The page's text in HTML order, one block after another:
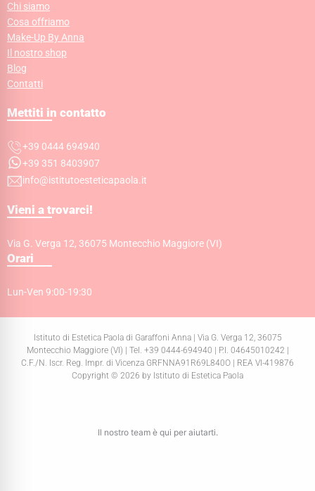
Chi siamo
Cosa offriamo
Make-Up By Anna
Il nostro shop
Blog
Contatti
Mettiti in contatto
+39 0444 694940
+39 351 8403907
info@istitutoesteticapaola.it
Vieni a trovarci!
Via G. Verga 12, 36075 Montecchio Maggiore (VI)
Orari
Lun-Ven 9:00-19:30
Istituto di Estetica Paola di Garaffoni Anna | Via G. Verga 12, 36075
Montecchio Maggiore (VI) | Tel. +39 0444-694940 | P.I. 04645010242 |
C.F./N. Iscr. Reg. Impr. di Vicenza GRFNNA91R69L840O | REA VI-419876
Copyright © 2026 by Istituto di Estetica Paola
Il nostro team è qui per aiutarti.